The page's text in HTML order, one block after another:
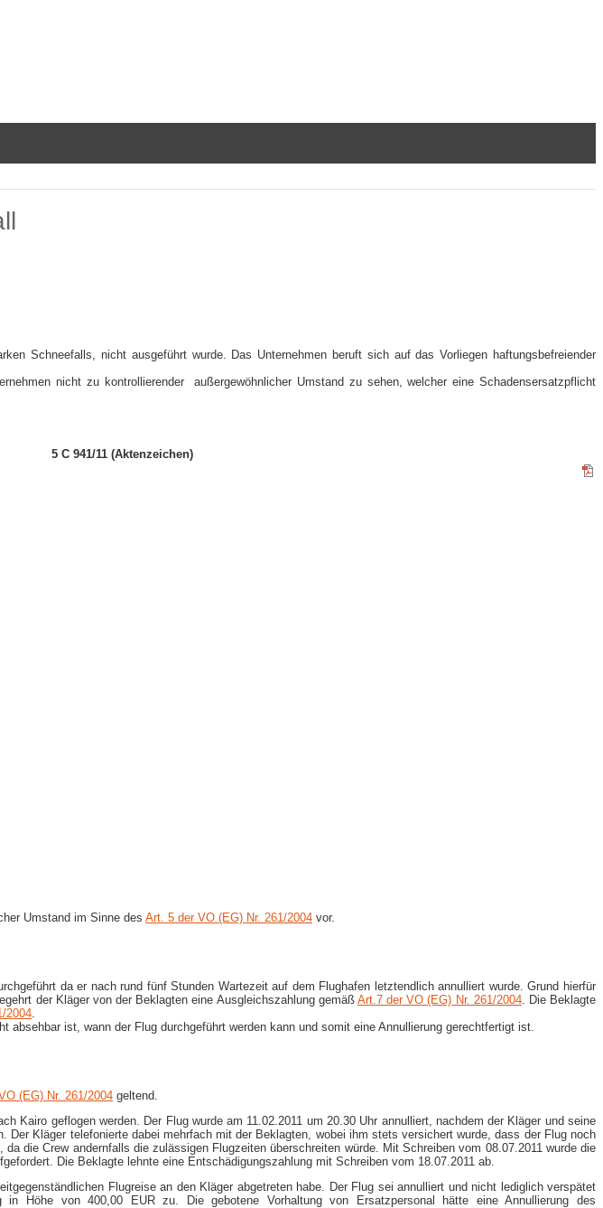
Schneefalls, nicht ausgeführt wurde. Das Unternehmen beruft sich auf das Vorliegen haftungsbefreiender
nicht zu kontrollierender außergewöhnlicher Umstand zu sehen, welcher eine Schadensersatzpflicht
5 C 941/11 (Aktenzeichen)
Umstand im Sinne des Art. 5 der VO (EG) Nr. 261/2004 vor.
da er nach rund fünf Stunden Wartezeit auf dem Flughafen letztendlich annulliert wurde. Grund hierfür
der Kläger von der Beklagten eine Ausgleichszahlung gemäß Art.7 der VO (EG) Nr. 261/2004. Die Beklagte
2004
ist, wann der Flug durchgeführt werden kann und somit eine Annullierung gerechtfertigt ist.
(EG) Nr. 261/2004 geltend.
Kairo geflogen werden. Der Flug wurde am 11.02.2011 um 20.30 Uhr annulliert, nachdem der Kläger und seine
Kläger telefonierte dabei mehrfach mit der Beklagten, wobei ihm stets versichert wurde, dass der Flug noch
die Crew andernfalls die zulässigen Flugzeiten überschreiten würde. Mit Schreiben vom 08.07.2011 wurde die
Die Beklagte lehnte eine Entschädigungszahlung mit Schreiben vom 18.07.2011 ab.
Flugreise an den Kläger abgetreten habe. Der Flug sei annulliert und nicht lediglich verspätet
Höhe von 400,00 EUR zu. Die gebotene Vorhaltung von Ersatzpersonal hätte eine Annullierung des